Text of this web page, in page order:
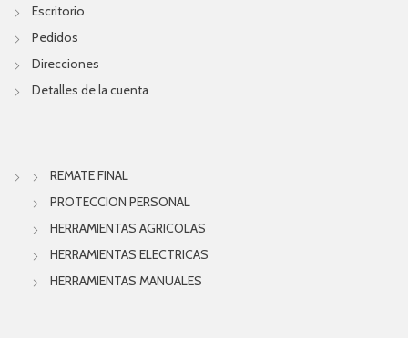
Escritorio
Pedidos
Direcciones
Detalles de la cuenta
REMATE FINAL
PROTECCION PERSONAL
HERRAMIENTAS AGRICOLAS
HERRAMIENTAS ELECTRICAS
HERRAMIENTAS MANUALES